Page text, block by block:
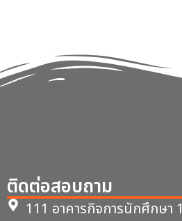
ติดต่อสอบถาม
111 อาคารกิจการนักศึกษา 1